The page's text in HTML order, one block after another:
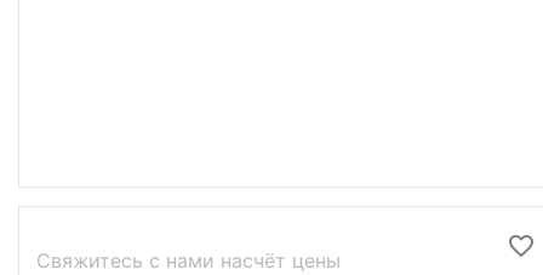
Свяжитесь с нами насчёт цены